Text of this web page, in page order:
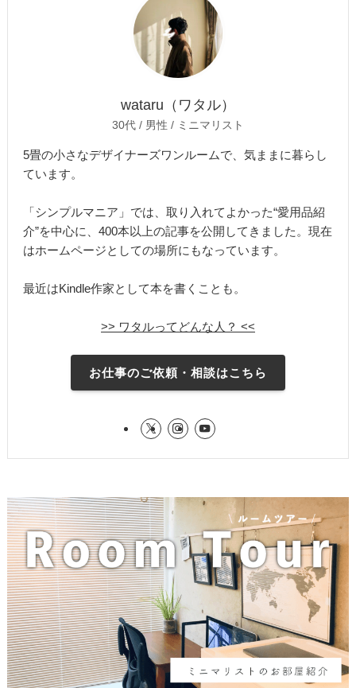
wataru（ワタル）
30代 / 男性 / ミニマリスト
5畳の小さなデザイナーズワンルームで、気ままに暮らし
ています。
「シンプルマニア」では、取り入れてよかった“愛用品紹
介”を中心に、400本以上の記事を公開してきました。現在
はホームページとしての場所にもなっています。
最近はKindle作家として本を書くことも。
>> ワタルってどんな人？ <<
お仕事のご依頼・相談はこちら